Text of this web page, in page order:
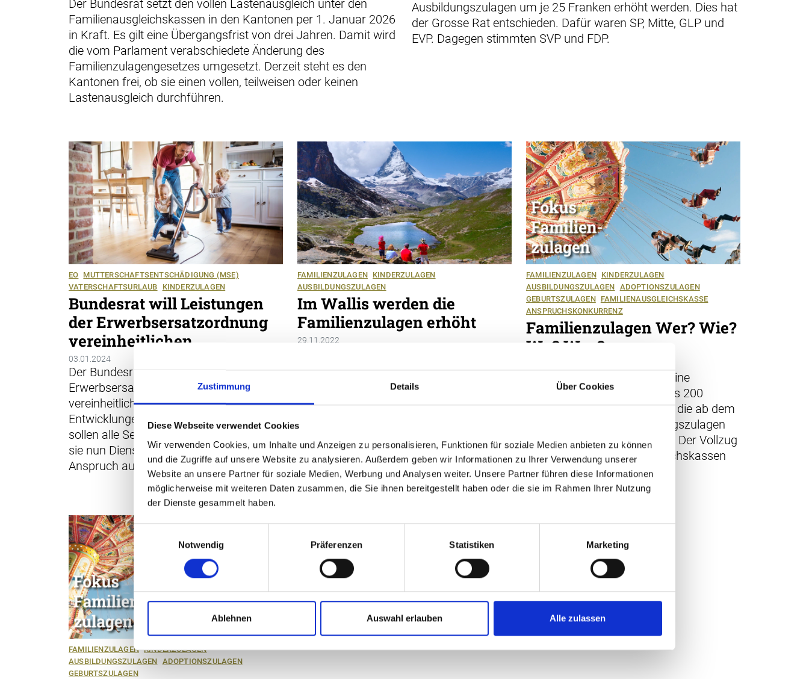
Zustimmung Details Über Cookies
Diese Webseite verwendet Cookies
Wir verwenden Cookies, um Inhalte und Anzeigen zu personalisieren, Funktionen für soziale Medien anbieten zu können
und die Zugriffe auf unsere Website zu analysieren. Außerdem geben wir Informationen zu Ihrer Verwendung unserer
Website an unsere Partner für soziale Medien, Werbung und Analysen weiter. Unsere Partner führen diese Informationen
möglicherweise mit weiteren Daten zusammen, die Sie ihnen bereitgestellt haben oder die sie im Rahmen Ihrer Nutzung
der Dienste gesammelt haben.
Einwilligungsauswahl
Notwendig
Präferenzen Statistiken Marketing
Ablehnen Auswahl erlauben Alle zulassen
Der Bundesrat setzt den vollen Lastenausgleich unter den
Familienausgleichskassen in den Kantonen per 1. Januar 2026
in Kraft. Es gilt eine Übergangsfrist von drei Jahren. Damit wird
die vom Parlament verabschiedete Änderung des
Familienzulagengesetzes umgesetzt. Derzeit steht es den
Kantonen frei, ob sie einen vollen, teilweisen oder keinen
Lastenausgleich durchführen.
Ausbildungszulagen um je 25 Franken erhöht werden. Dies hat
der Grosse Rat entschieden. Dafür waren SP, Mitte, GLP und
EVP. Dagegen stimmten SVP und FDP.
EO MUTTERSCHAFTSENTSCHÄDIGUNG (MSE)
VATERSCHAFTSURLAUB
KINDERZULAGEN
Bundesrat will Leistungen
der Erwerbsersatzordnung
vereinheitlichen
03.01.2024
Der Bundesrat will die Leistungen der
Erwerbsersatzordnung (EO)
vereinheitlichen und an gesellschaftliche
Entwicklungen anpassen. Zum Beispiel
sollen alle Selbständigerwerbenden, ob
sie nun Dienst leisten oder Eltern werden,
Anspruch auf Betriebszulagen erhalten.
FAMILIENZULAGEN KINDERZULAGEN
AUSBILDUNGSZULAGEN
Im Wallis werden die
Familienzulagen erhöht
29.11.2022
eine Vorlage zur Erhöhung der
Familienzulagen zugestimmt. Die
Kinderzulagen steigen um 30 auf 305
Ausbildungszulagen um 20 auf 445
Franken.
FAMILIENZULAGEN KINDERZULAGEN
AUSBILDUNGSZULAGEN ADOPTIONSZULAGEN
GEBURTSZULAGEN
FAMILIENAUSGLEICHSKASSE
ANSPRUCHSKONKURRENZ
Familienzulagen Wer? Wie?
Wo? Was?
In der Schweiz wird je Kind eine
Kinderzulage von mindestens 200
Franken pro Monat gewährt, die ab dem
16. Altersjahr von Ausbildungszulagen
(250 Franken) abgelöst wird. Der Vollzug
erfolgt über Familienausgleichskassen
FAK.
FAMILIENZULAGEN KINDERZULAGEN
AUSBILDUNGSZULAGEN ADOPTIONSZULAGEN
GEBURTSZULAGEN